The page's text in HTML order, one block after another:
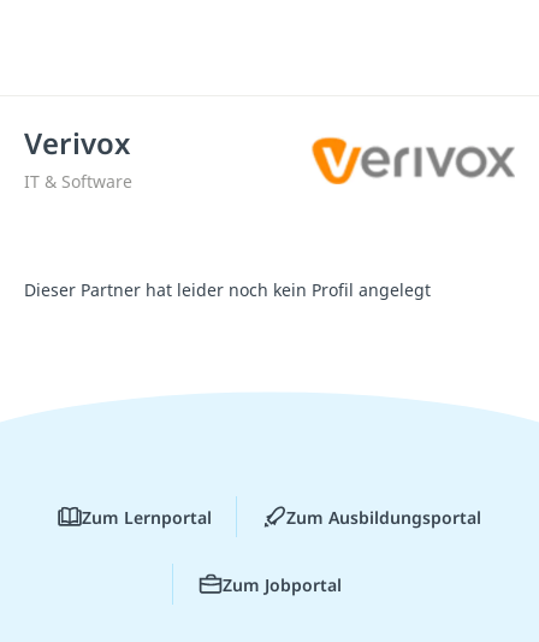
Verivox
IT & Software
Dieser Partner hat leider noch kein Profil angelegt
Zum Lernportal Zum Ausbildungsportal
Zum Jobportal